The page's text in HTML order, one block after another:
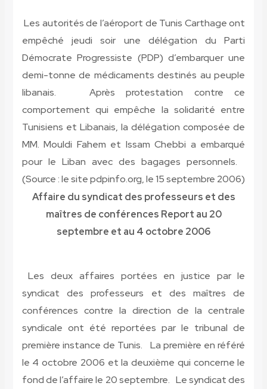
Les autorités de l’aéroport de Tunis Carthage ont
empêché jeudi soir une délégation du Parti
Démocrate Progressiste (PDP) d’embarquer une
demi-tonne de médicaments destinés au peuple
libanais. Après protestation contre ce
comportement qui empêche la solidarité entre
Tunisiens et Libanais, la délégation composée de
MM. Mouldi Fahem et Issam Chebbi a embarqué
pour le Liban avec des bagages personnels.
(Source : le site pdpinfo.org, le 15 septembre 2006)
Affaire du syndicat des professeurs et des
maîtres de conférences Report au 20
septembre et au 4 octobre 2006
Les deux affaires portées en justice par le
syndicat des professeurs et des maîtres de
conférences contre la direction de la centrale
syndicale ont été reportées par le tribunal de
première instance de Tunis. La première en référé
le 4 octobre 2006 et la deuxième qui concerne le
fond de l’affaire le 20 septembre. Le syndicat des